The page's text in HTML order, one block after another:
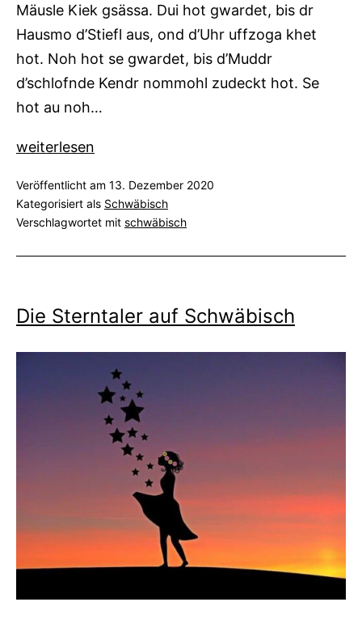
Mäusle Kiek gsässa. Dui hot gwardet, bis dr
Hausmo d’Stiefl aus, ond d’Uhr uffzoga khet
hot. Noh hot se gwardet, bis d’Muddr
d’schlofnde Kendr nommohl zudeckt hot. Se
hot au noh…
Weihnachten
der
Speisekammer
weiterlesen
Veröffentlicht am 13. Dezember 2020
Kategorisiert als Schwäbisch
Verschlagwortet mit schwäbisch
Die Sterntaler auf Schwäbisch